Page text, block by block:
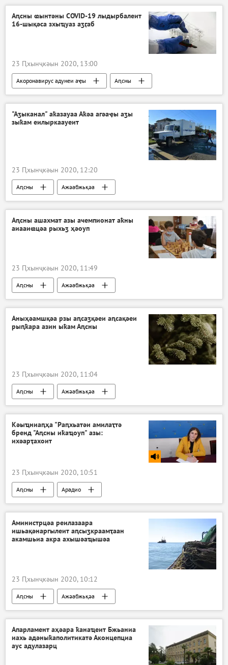
Аԥсны ҩынтәны COVID-19 лыдырбалеит
16-шықәса зхыҵуаз аӡӷаб
23 Ԥхынҷкәын 2020, 13:00
Акоронавирус адунеи аҿы
Аԥсны
Ажәабжьқәа
"Аӡыканал" аҟазауаа Аҟәа агәаҿы аӡы
зыҟам еилыркаауеит
23 Ԥхынҷкәын 2020, 12:20
Аԥсны Ажәабжьқәа
Аԥсны ашахмат азы ачемпионат аҟны
аиааиҩцәа рыхьӡ ҳәоуп
23 Ԥхынҷкәын 2020, 11:49
Аԥсны Ажәабжьқәа
Аныҳәамшқәа рзы аԥсаӡқәеи аԥсақәеи
рыԥҟара азин ыҟам Аԥсны
23 Ԥхынҷкәын 2020, 11:04
Аԥсны Ажәабжьқәа
Кәыҵниаԥҳа "Раԥхьатәи амилаҭтә
бренд "Аԥсны иҟаҵоуп" азы:
ихәарҭахоит
23 Ԥхынҷкәын 2020, 10:51
Аԥсны Арадио
Аминистрцәа реилазаара
ишьақәнаргылеит аԥсыӡкраамҭаан
акамшьиа акра ахышәаҵышәа
23 Ԥхынҷкәын 2020, 10:12
Аԥсны Ажәабжьқәа
Апарламент аҳәара ҟанаҵеит Бжьаниа
иахь адәныҟаполитикатә Аконцепциа
аус адулазарц